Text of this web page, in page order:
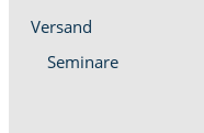
Ver­sand
Sem­i­nare